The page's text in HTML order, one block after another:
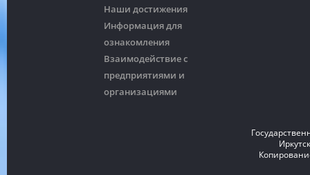
Наши достижения
Информация для
ознакомления
Взаимодействие с
предприятиями и
организациями